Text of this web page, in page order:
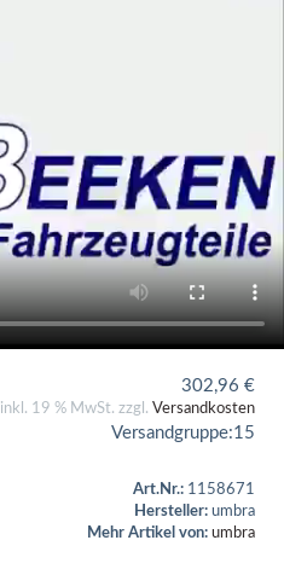
302,96 €
inkl. 19 % MwSt. zzgl. Versandkosten
Versandgruppe:15
Art.Nr.: 1158671
Hersteller: umbra
Mehr Artikel von: umbra